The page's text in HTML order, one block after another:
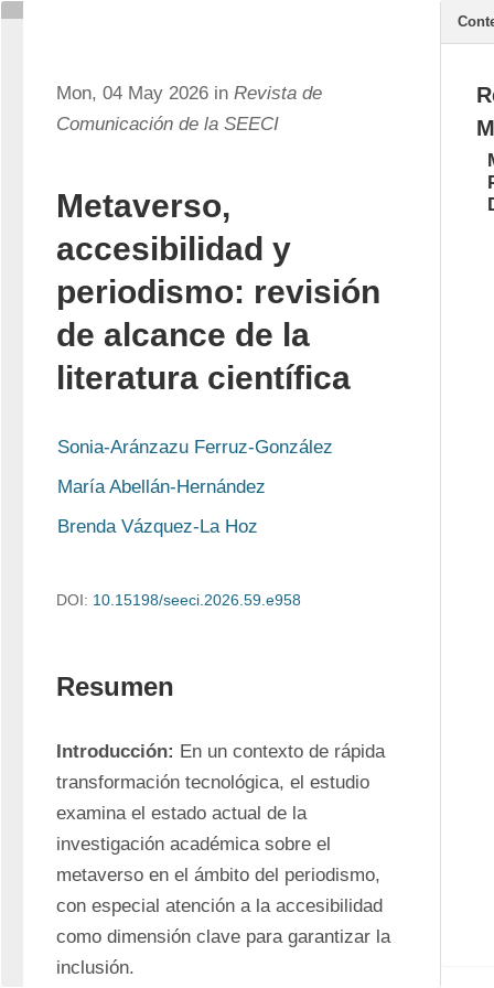
Mon, 04 May 2026 in Revista de
Comunicación de la SEECI
Metaverso,
accesibilidad y
periodismo: revisión
de alcance de la
literatura científica
Sonia-Aránzazu Ferruz-González
María Abellán-Hernández
Brenda Vázquez-La Hoz
DOI: 10.15198/seeci.2026.59.e958
Resumen
Introducción: En un contexto de rápida
transformación tecnológica, el estudio
examina el estado actual de la
investigación académica sobre el
metaverso en el ámbito del periodismo,
con especial atención a la accesibilidad
como dimensión clave para garantizar la
inclusión.